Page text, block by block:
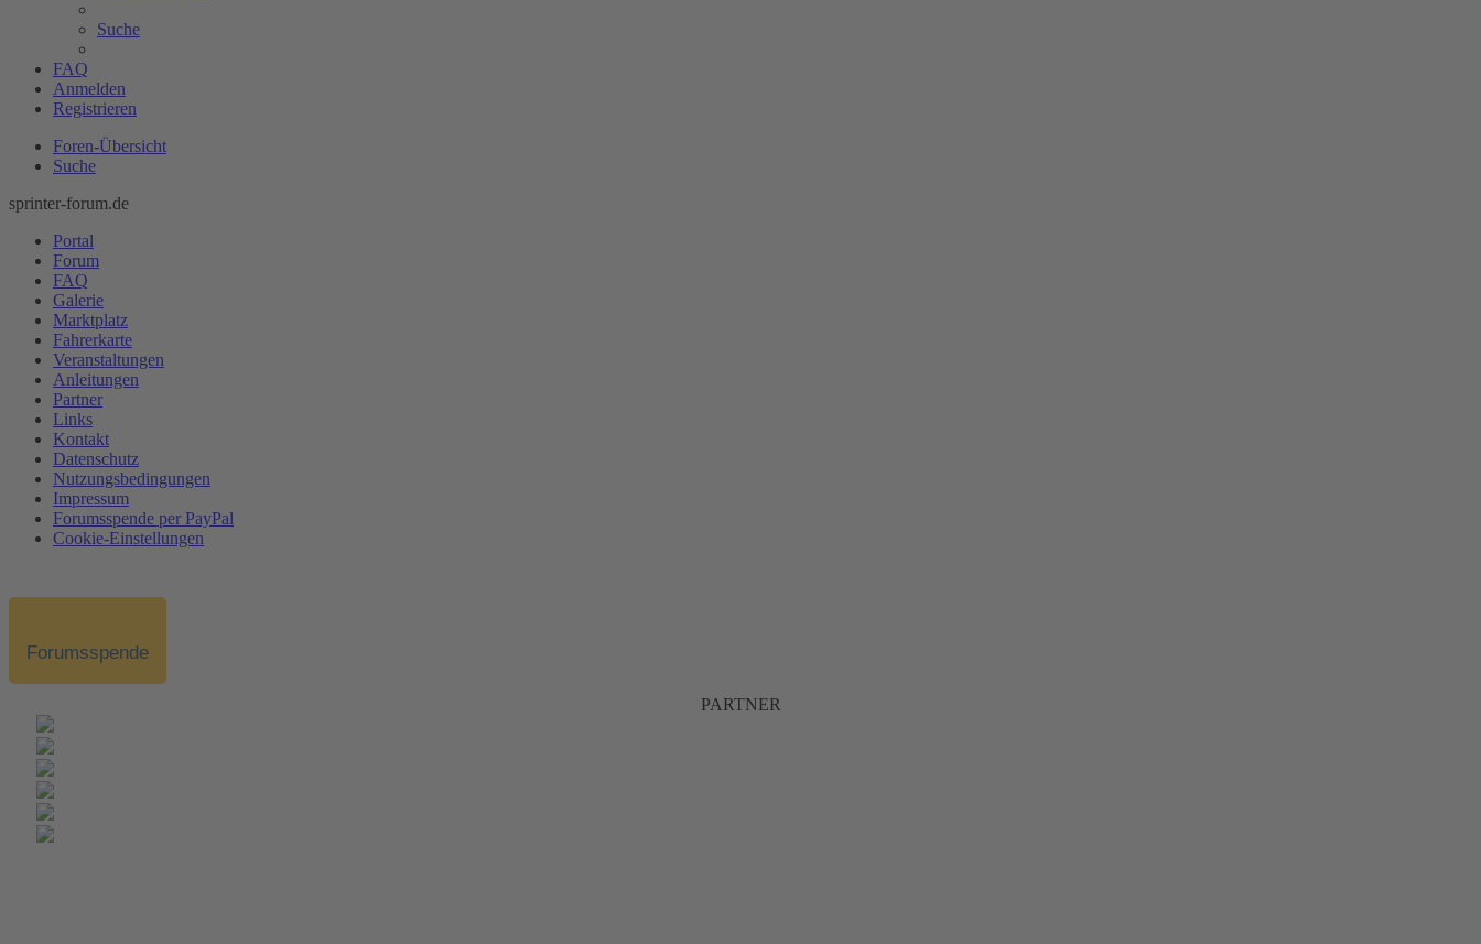
Suche
FAQ
Anmelden
Registrieren
Foren-Übersicht
Suche
sprinter-forum.de
Portal
Forum
FAQ
Galerie
Marktplatz
Fahrerkarte
Veranstaltungen
Anleitungen
Partner
Links
Kontakt
Datenschutz
Nutzungsbedingungen
Impressum
Forumsspende per PayPal
Cookie-Einstellungen
Forumsspende
PARTNER